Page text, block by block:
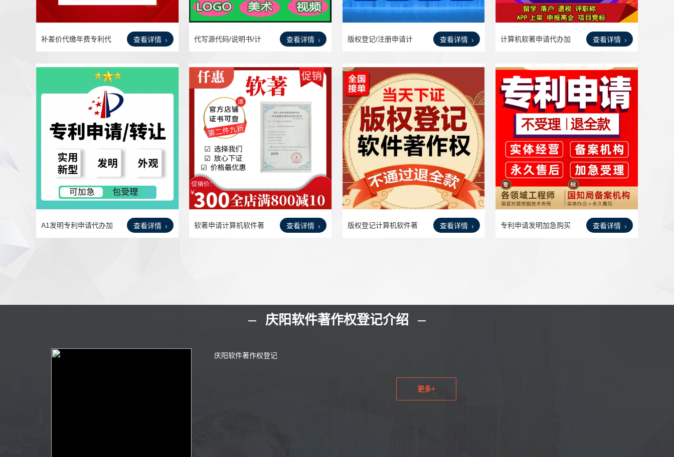
查看详情
补差价代缴年费专利代
查看详情
代写源代码/说明书/计
查看详情
版权登记/注册申请计
查看详情
计算机软著申请代办加
查看详情
A1发明专利申请代办加
急软
查看详情
软著申请计算机软件著
查看详情
版权登记计算机软件著
查看详情
专利申请发明加急购买
庆阳软件著作权登记介绍
庆阳软件著作权登记
更多+